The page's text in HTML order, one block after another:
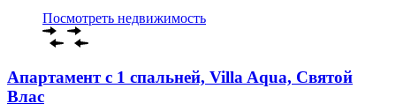
Посмотреть недвижимость
Апартамент с 1 спальней, Villa Aqua, Святой
Влас